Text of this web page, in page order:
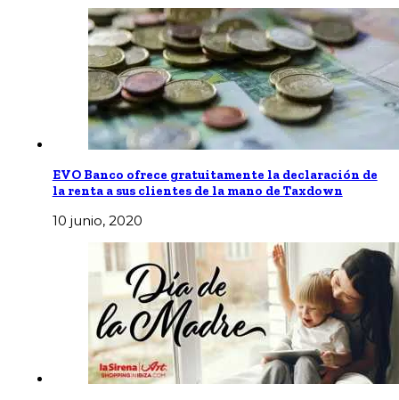
EVO Banco ofrece gratuitamente la declaración de
la renta a sus clientes de la mano de Taxdown
10 junio, 2020